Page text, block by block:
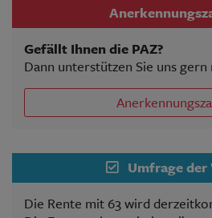
Gefällt Ihnen die PAZ?
Dann unterstützen Sie uns
Umfrage der
Die Rente mit 63 wird